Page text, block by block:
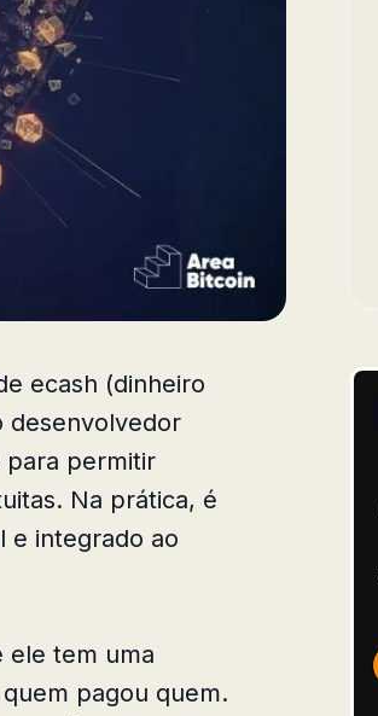
ecash (dinheiro
desenvolvedor
para permitir
Na prática, é
e integrado ao
ele tem uma
pagou quem.